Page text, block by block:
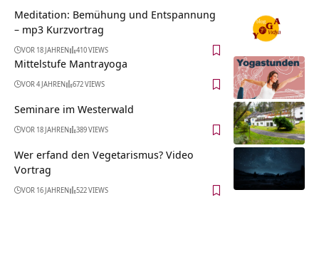
Meditation: Bemühung und Entspannung
– mp3 Kurzvortrag
VOR 18 JAHREN 410 VIEWS
Mittelstufe Mantrayoga
VOR 4 JAHREN 672 VIEWS
Seminare im Westerwald
VOR 18 JAHREN 389 VIEWS
Wer erfand den Vegetarismus? Video
Vortrag
VOR 16 JAHREN 522 VIEWS